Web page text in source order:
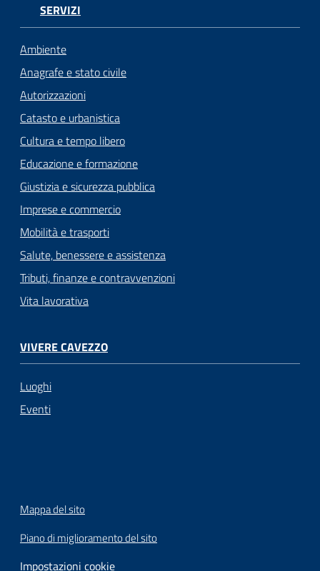
SERVIZI
Ambiente
Anagrafe e stato civile
Autorizzazioni
Catasto e urbanistica
Cultura e tempo libero
Educazione e formazione
Giustizia e sicurezza pubblica
Imprese e commercio
Mobilità e trasporti
Salute, benessere e assistenza
Tributi, finanze e contravvenzioni
Vita lavorativa
VIVERE CAVEZZO
Luoghi
Eventi
Mappa del sito
Piano di miglioramento del sito
Impostazioni cookie